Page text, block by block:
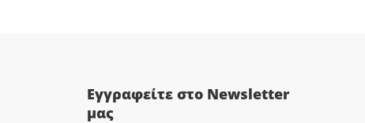
Εγγραφείτε στο Newsletter
μας